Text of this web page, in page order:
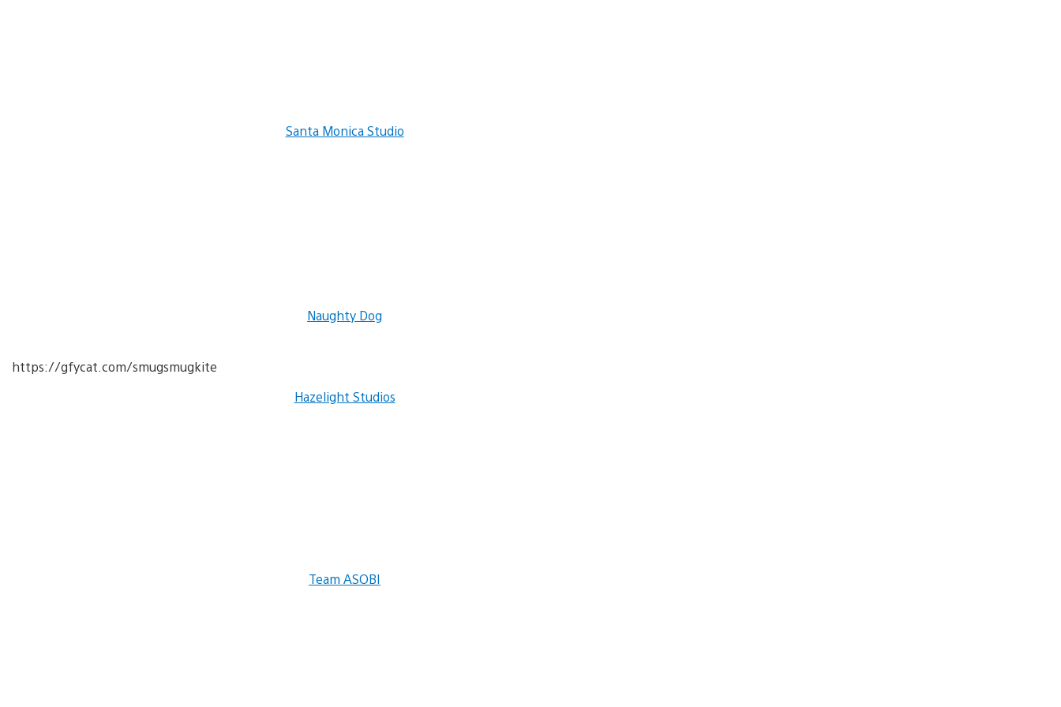
Santa Monica Studio
Naughty Dog
https://gfycat.com/smugsmugkite
Hazelight Studios
Team ASOBI